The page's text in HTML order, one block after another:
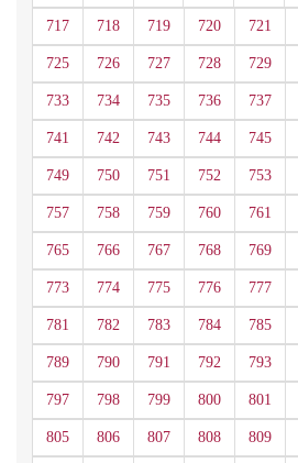
717 718 719 720 721
725 726 727 728 729
733 734 735 736 737
741 742 743 744 745
749 750 751 752 753
757 758 759 760 761
765 766 767 768 769
773 774 775 776 777
781 782 783 784 785
789 790 791 792 793
797 798 799 800 801
805 806 807 808 809